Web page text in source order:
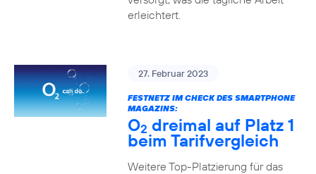
erleichtert.
27. Februar 2023
FESTNETZ IM CHECK DES SMARTPHONE
MAGAZINS:
O2 dreimal auf Platz 1
beim Tarifvergleich
Weitere Top-Platzierung für das